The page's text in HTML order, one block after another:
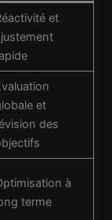
et
et
des
à
terme